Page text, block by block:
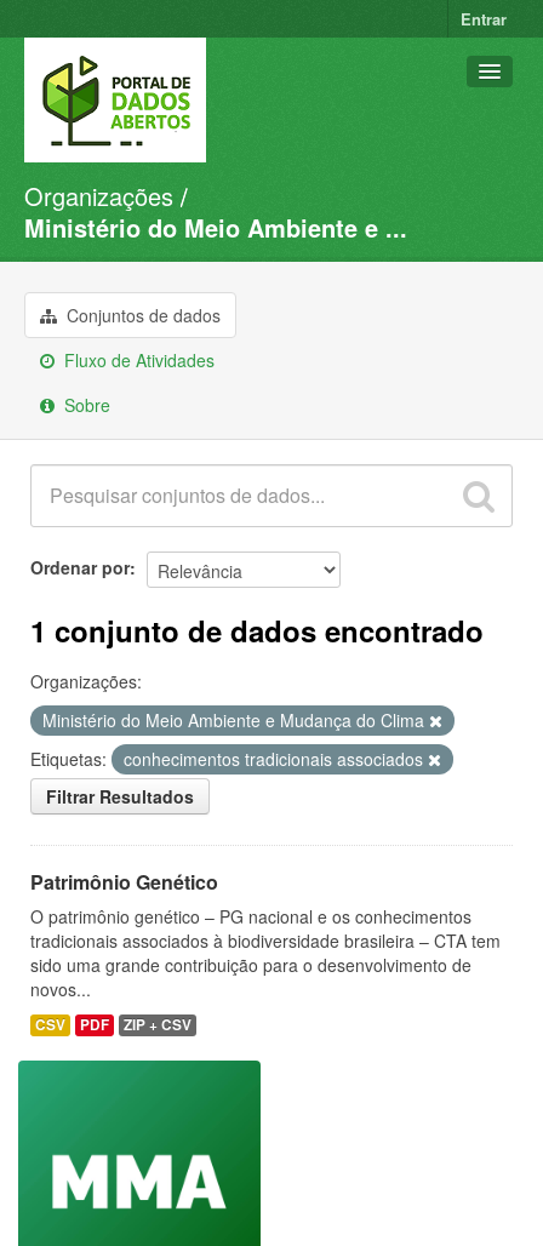
Entrar
Conjuntos de dados
Organizações
Sobre
Organizações
Ministério do Meio Ambiente e ...
Conjuntos de dados
Fluxo de Atividades
Sobre
Ordenar por
1 conjunto de dados encontrado
Organizações:
Ministério do Meio Ambiente e Mudança do Clima
Etiquetas:
conhecimentos tradicionais associados
Filtrar Resultados
Patrimônio Genético
O patrimônio genético – PG nacional e os conhecimentos
tradicionais associados à biodiversidade brasileira – CTA tem
sido uma grande contribuição para o desenvolvimento de
novos...
CSV PDF ZIP + CSV